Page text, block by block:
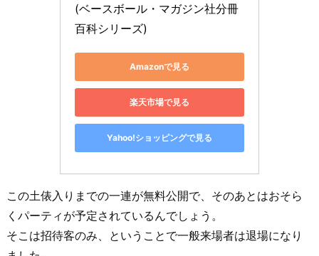
(ベースボール・マガジン社分冊
百科シリーズ)
Amazonで見る
楽天市場で見る
Yahoo!ショッピングで見る
この土俵入りまでの一連が無料公開で、そのあとはおそら
くパーティが予定されているんでしょう。
そこは招待客のみ、ということで一般来場者は退場になり